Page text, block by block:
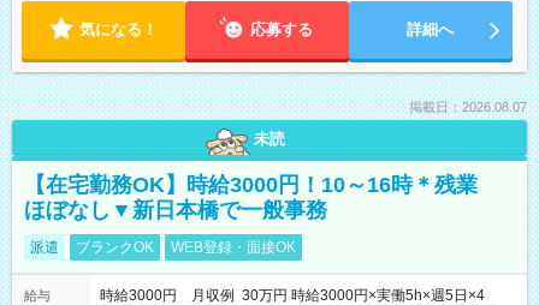
気になる！ 応募する 詳細へ
掲載日：2026.08.07
未読
【在宅勤務OK】時給3000円！10～16時＊残業
ほぼなし▼新日本橋で一般事務
派遣 ブランクOK WEB登録・面接OK
給与
時給3000円 月収例 30万円 時給3000円×実働5h×週5日×4